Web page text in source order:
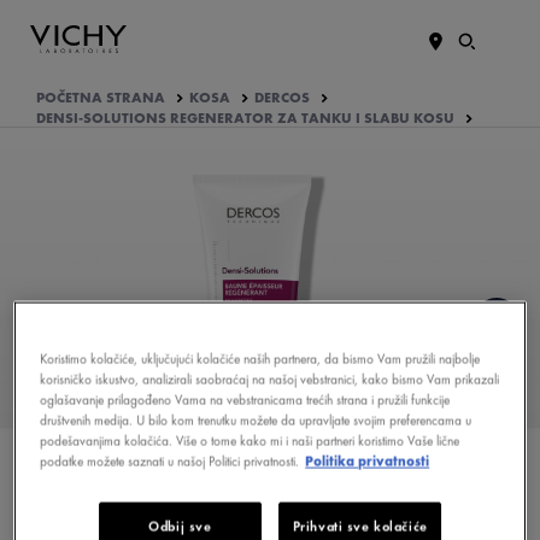
POČETNA STRANA KOSA
DERCOS
DENSI-SOLUTIONS REGENERATOR ZA TANKU I SLABU KOSU
KOJE SU PREDNOSTI
PROIZVODA?
EFIKASNOST DOKAZALE ŽENE
KOJI SU AKTIVNI SASTOJCI
FORMULE
Koristimo kolačiće, uključujući kolačiće naših partnera, da bismo Vam pružili najbolje
korisničko iskustvo, analizirali saobraćaj na našoj vebstranici, kako bismo Vam prikazali
oglašavanje prilagođeno Vama na vebstranicama trećih strana i pružili funkcije
društvenih medija. U bilo kom trenutku možete da upravljate svojim preferencama u
podešavanjima kolačića. Više o tome kako mi i naši partneri koristimo Vaše lične
podatke možete saznati u našoj Politici privatnosti. Politika privatnosti
Odbij sve Prihvati sve kolačiće